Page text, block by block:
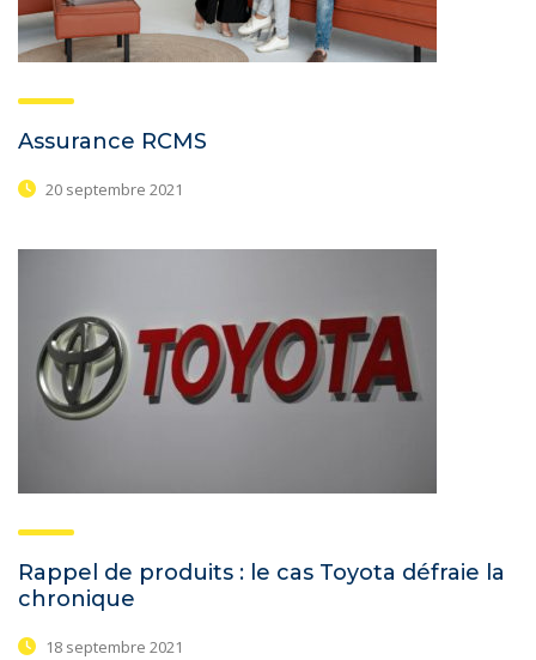
Assurance RCMS
20 septembre 2021
Rappel de produits : le cas Toyota défraie la
chronique
18 septembre 2021